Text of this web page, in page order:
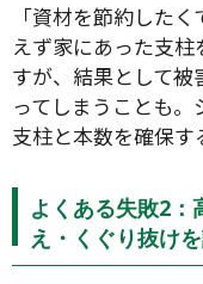
「資材を節約した
えず家にあった支
すが、結果として
ってしまうことも
支柱と本数を確保す
よくある失敗2：
え・くぐり抜け